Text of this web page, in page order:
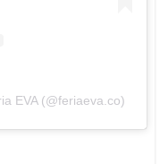
EVA (@feriaeva.co)